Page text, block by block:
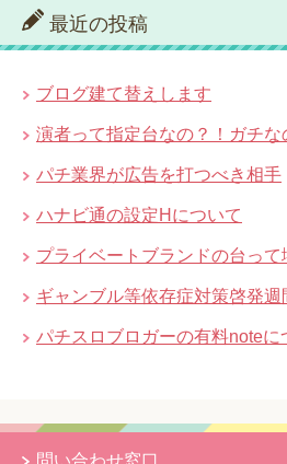
最近の投稿
ブログ建て替えします
演者って指定台なの？！ガチな
パチ業界が広告を打つべき相手
ハナビ通の設定Hについて
プライベートブランドの台って
ギャンブル等依存症対策啓発週
パチスロブロガーの有料noteに